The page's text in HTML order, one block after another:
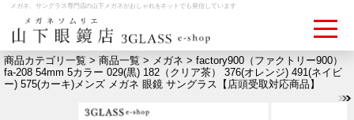
メガネ、サングラス専門店の山下メガネがおしゃれをネットでも発信しています
ログイン お買いものカゴ
商品カテゴリ一覧 > 商品一覧 > メガネ > factory900（ファクトリー900）
fa-208 54mm 5カラー 029(黒) 182（クリア茶） 376(オレンジ) 491(ネイビ
ー) 575(カーキ)メンズ メガネ 眼鏡 サングラス【店頭受取対応商品】